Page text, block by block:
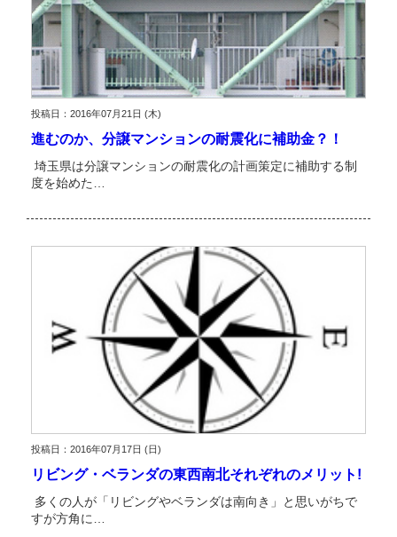
投稿日：2016年07月21日 (木)
進むのか、分譲マンションの耐震化に補助金？！
埼玉県は分譲マンションの耐震化の計画策定に補助する制
度を始めた…
投稿日：2016年07月17日 (日)
リビング・ベランダの東西南北それぞれのメリット!
多くの人が「リビングやベランダは南向き」と思いがちで
すが方角に…